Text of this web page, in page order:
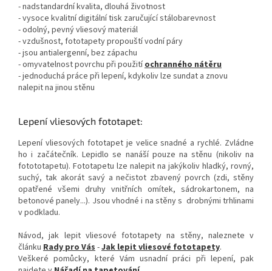
- nadstandardní kvalita, dlouhá životnost
- vysoce kvalitní digitální tisk zaručující stálobarevnost
- odolný, pevný vliesový materiál
- vzdušnost, fototapety propouští vodní páry
- jsou antialergenní, bez zápachu
- omyvatelnost povrchu při použitíochranného nátěru
- jednoduchá práce při lepení, kdykoliv lze sundat a znovu
nalepit na jinou stěnu
Lepení vliesových fototapet:
Lepení vliesových fototapet je velice snadné a rychlé. Zvládne
ho i začátečník. Lepidlo se nanáší pouze na stěnu (nikoliv na
fotototapetu). Fototapetu lze nalepit na jakýkoliv hladký, rovný,
suchý, tak akorát savý a nečistot zbavený povrch (zdi, stěny
opatřené všemi druhy vnitřních omítek, sádrokartonem, na
betonové panely...). Jsou vhodné i na stěny s drobnými trhlinami
v podkladu.
Návod, jak lepit vliesové fototapety na stěny, naleznete v
článku Rady pro Vás-Jak lepit vliesové fototapety.
Veškeré pomůcky, které Vám usnadní práci při lepení, pak